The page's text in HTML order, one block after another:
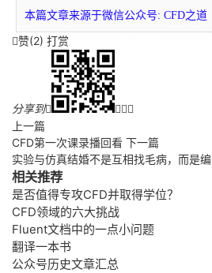
本篇文章来源于微信公众号: CFD之道
赞(2) 打赏
分享到   
上一篇
CFD第一次课录播回看 下一篇
实验与仿真结婚不是互相找毛病，而是
相关推荐
是否值得专攻CFD并取得学位？
CFD领域的六大挑战
Fluent文档中的一点小问题
翻译一本书
公众号历史文章汇总